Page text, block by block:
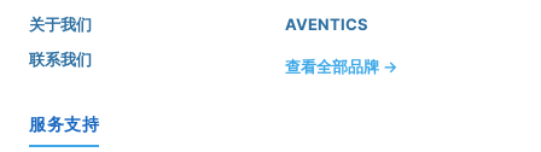
关于我们
联系我们
AVENTICS
查看全部品牌 →
服务支持